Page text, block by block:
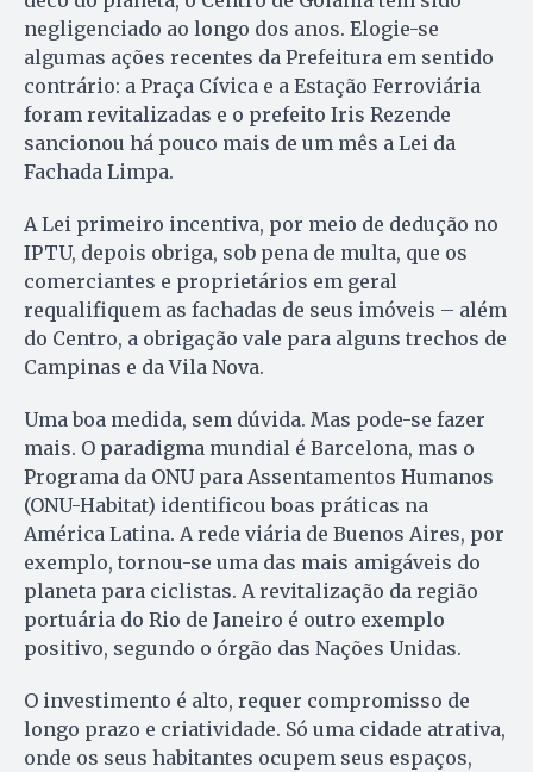
negligenciado ao longo dos anos. Elogie-se
algumas ações recentes da Prefeitura em sentido
contrário: a Praça Cívica e a Estação Ferroviária
foram revitalizadas e o prefeito Iris Rezende
sancionou há pouco mais de um mês a Lei da
Fachada Limpa.
A Lei primeiro incentiva, por meio de dedução no
IPTU, depois obriga, sob pena de multa, que os
comerciantes e proprietários em geral
requalifiquem as fachadas de seus imóveis – além
do Centro, a obrigação vale para alguns trechos de
Campinas e da Vila Nova.
Uma boa medida, sem dúvida. Mas pode-se fazer
mais. O paradigma mundial é Barcelona, mas o
Programa da ONU para Assentamentos Humanos
(ONU-Habitat) identificou boas práticas na
América Latina. A rede viária de Buenos Aires, por
exemplo, tornou-se uma das mais amigáveis do
planeta para ciclistas. A revitalização da região
portuária do Rio de Janeiro é outro exemplo
positivo, segundo o órgão das Nações Unidas.
O investimento é alto, requer compromisso de
longo prazo e criatividade. Só uma cidade atrativa,
onde os seus habitantes ocupem seus espaços,